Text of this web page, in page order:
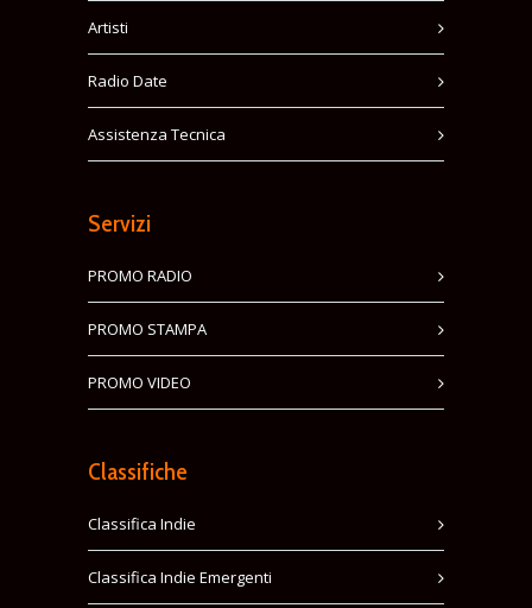
Artisti
Radio Date
Assistenza Tecnica
Servizi
PROMO RADIO
PROMO STAMPA
PROMO VIDEO
Classifiche
Classifica Indie
Classifica Indie Emergenti